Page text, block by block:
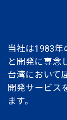
当社は1983年
と開発に専念
台湾において
開発サービス
ます。